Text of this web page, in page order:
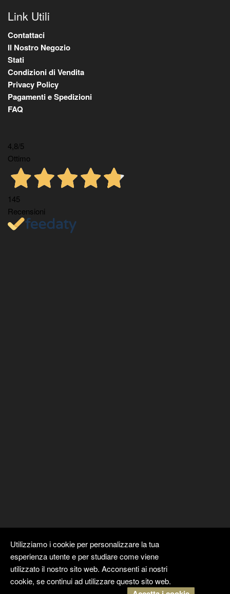
Link Utili
Contattaci
Il Nostro Negozio
Stati
Condizioni di Vendita
Privacy Policy
Pagamenti e Spedizioni
FAQ
4,8/5
Ottimo
145
Recensioni
Utilizziamo i cookie per personalizzare la tua
esperienza utente e per studiare come viene
utilizzato il nostro sito web. Acconsenti ai nostri
cookie, se continui ad utilizzare questo sito web.